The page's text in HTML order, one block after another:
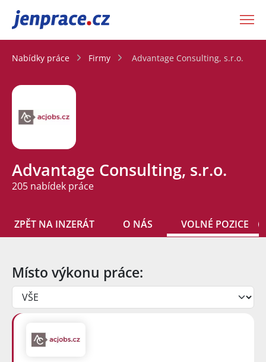
JenPráce.cz
Nabídky práce Firmy Advantage Consulting, s.r.o.
Advantage Consulting, s.r.o.
205 nabídek práce
ZPĚT NA INZERÁT O NÁS VOLNÉ POZICE
Místo výkonu práce: